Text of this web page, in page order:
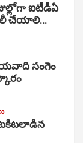
ఐటీడీఏ
చేయాలి…
సంగెం